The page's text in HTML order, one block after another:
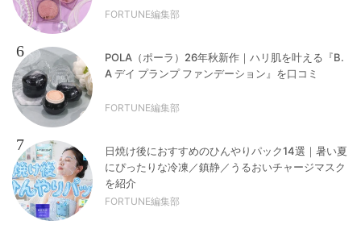
FORTUNE編集部
6
POLA（ポーラ）26年秋新作｜ハリ肌を叶える『B.
A デイ プランプ ファンデーション』を口コミ
FORTUNE編集部
7
日焼け後におすすめのひんやりパック14選｜暑い夏
にぴったりな冷凍／鎮静／うるおいチャージマスク
を紹介
FORTUNE編集部